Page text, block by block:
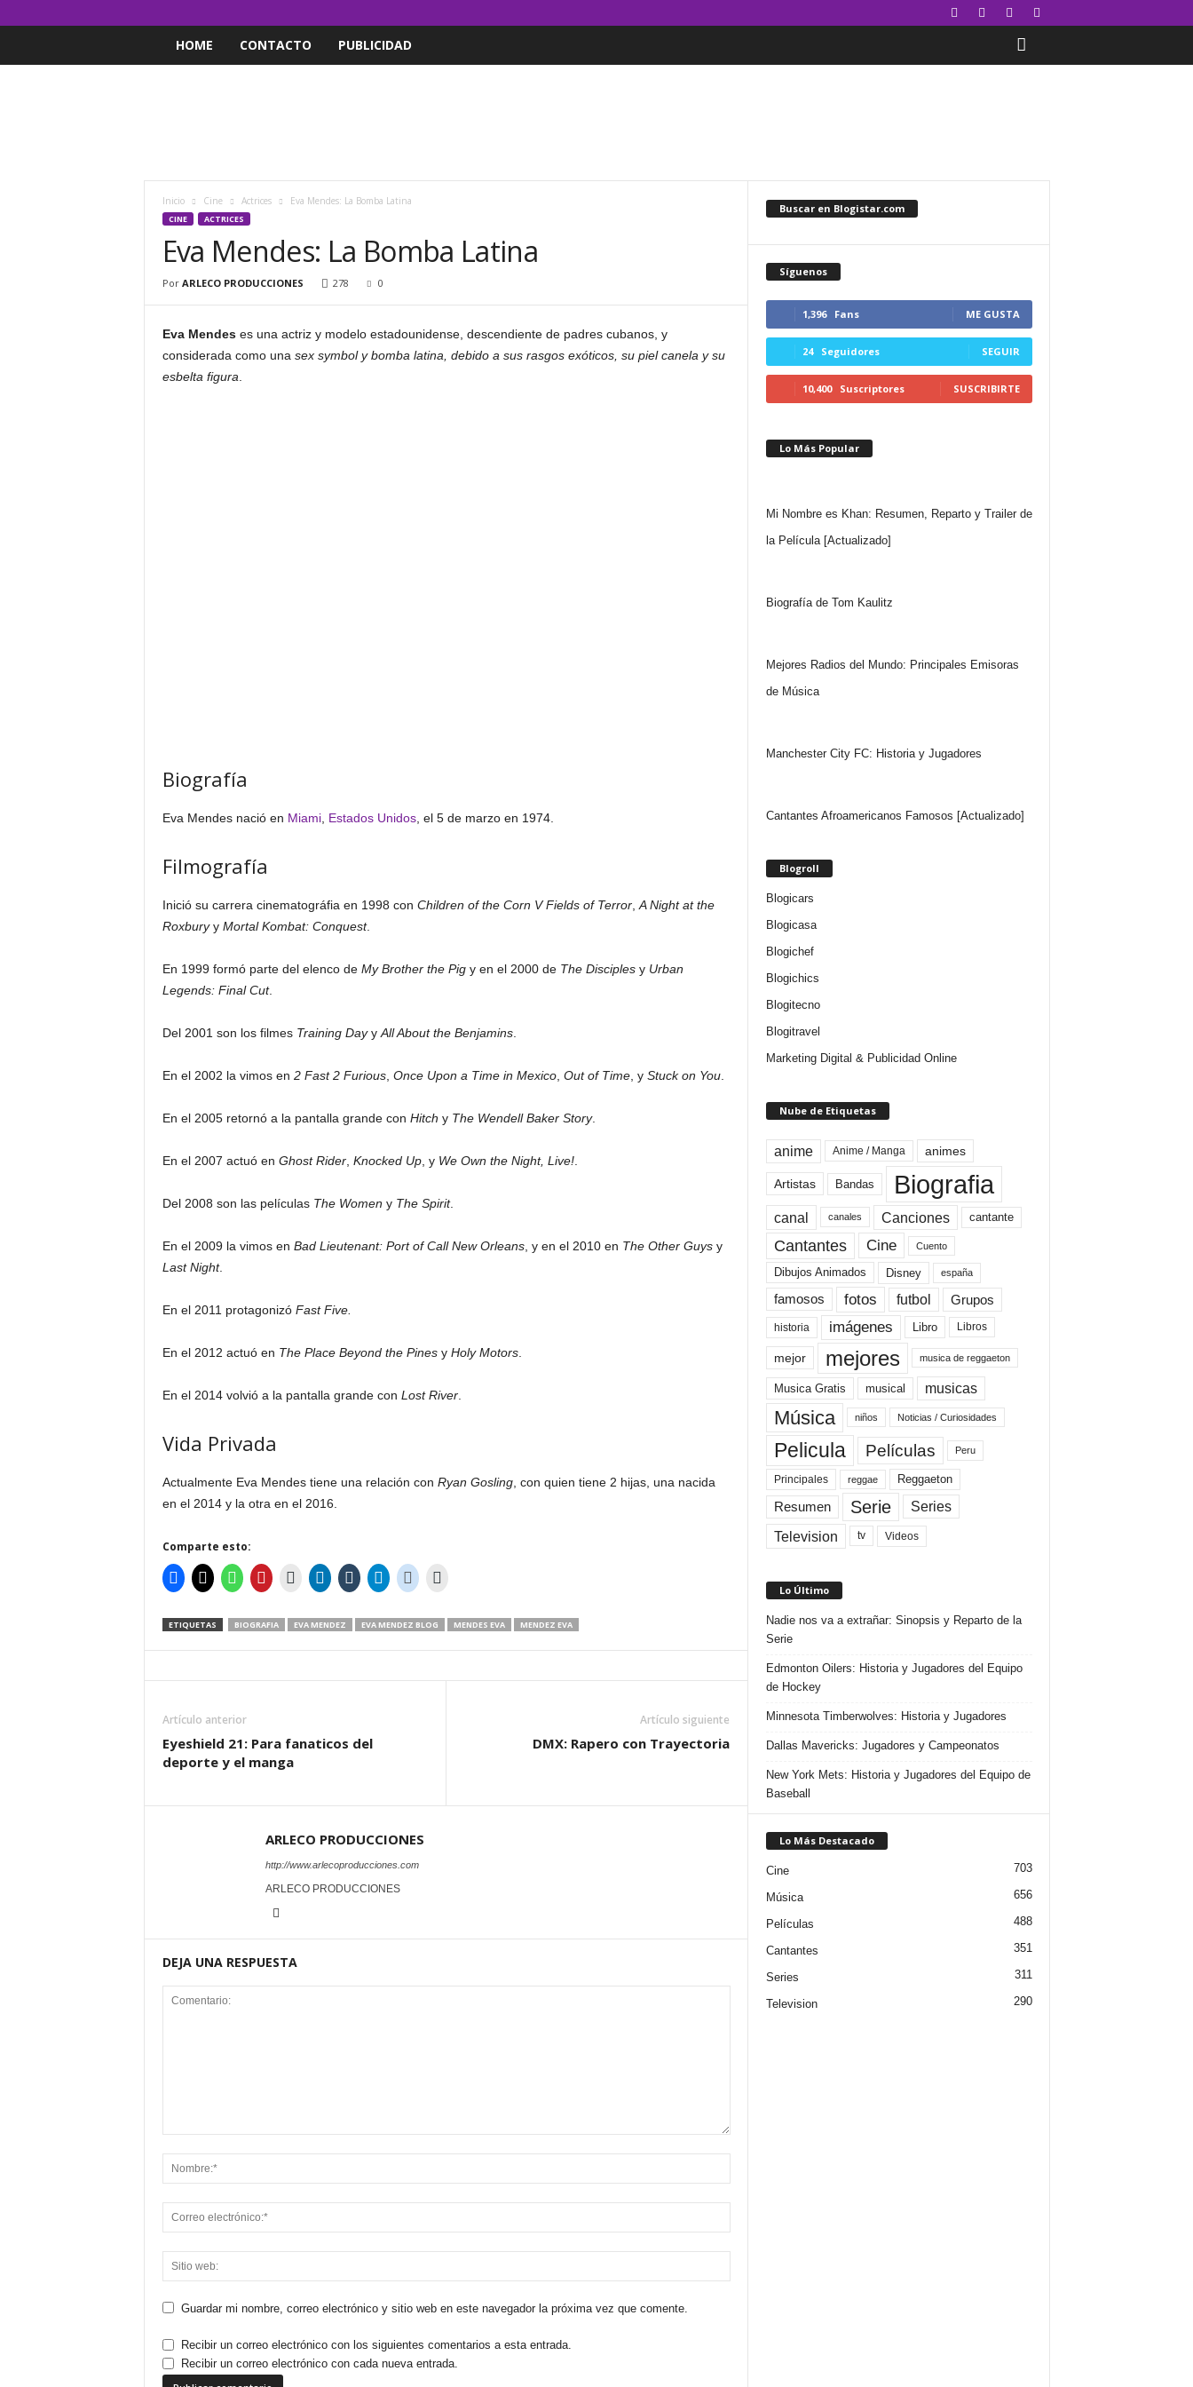
HOME CONTACTO PUBLICIDAD
Inicio Cine Actrices Eva Mendes: La Bomba Latina
CINE ACTRICES
Eva Mendes: La Bomba Latina
Por ARLECO PRODUCCIONES 278 0
Eva Mendeses una actriz y modelo estadounidense, descendiente de padres cubanos, y
considerada como una sex symbol y bomba latina, debido a sus rasgos exóticos, su piel canela y su
esbelta figura
Biografía
Eva Mendes nació en Miami, Estados Unidos, el 5 de marzo en 1974.
Filmografía
Inició su carrera cinematográfia en 1998 con Children of the Corn V Fields of Terror, A Night at the
Roxburyy Mortal Kombat: Conquest.
En 1999 formó parte del elenco de My Brother the Pigy en el 2000 de The Disciples y Urban
Legends: Final Cut.
Del 2001 son los filmes Training Dayy All About the Benjamins.
En el 2002 la vimos en 2 Fast 2 Furious, Once Upon a Time in Mexico, Out of Time, y Stuck on You.
En el 2005 retornó a la pantalla grande con Hitch y The Wendell Baker Story.
En el 2007 actuó en Ghost Rider, Knocked Up, y We Own the Night, Live!.
Del 2008 son las películas The Women y The Spirit.
En el 2009 la vimos en Bad Lieutenant: Port of Call New Orleans, y en el 2010 en The Other Guysy
Last Night.
En el 2011 protagonizó Fast Five.
En el 2012 actuó en The Place Beyond the Pinesy Holy Motors.
En el 2014 volvió a la pantalla grande con Lost River.
Vida Privada
Actualmente Eva Mendes tiene una relación con Ryan Gosling, con quien tiene 2 hijas, una nacida
en el 2014 y la otra en el 2016.
Comparte esto:
ETIQUETAS BIOGRAFIA EVA MENDEZ EVA MENDEZ BLOG MENDES EVA MENDEZ EVA
Artículo anterior
Eyeshield 21: Para fanaticos del
deporte y el manga
Artículo siguiente
DMX: Rapero con Trayectoria
ARLECO PRODUCCIONES
http://www.arlecoproducciones.com
ARLECO PRODUCCIONES
DEJA UNA RESPUESTA
Guardar mi nombre, correo electrónico y sitio web en este navegador la próxima vez que comente.
Recibir un correo electrónico con los siguientes comentarios a esta entrada.
Recibir un correo electrónico con cada nueva entrada.
Buscar en Blogistar.com
Síguenos
1,396 Fans ME GUSTA
24 Seguidores SEGUIR
10,400 Suscriptores SUSCRIBIRTE
Lo Más Popular
Mi Nombre es Khan: Resumen, Reparto y Trailer de
la Película [Actualizado]
Biografía de Tom Kaulitz
Mejores Radios del Mundo: Principales Emisoras
de Música
Manchester City FC: Historia y Jugadores
Cantantes Afroamericanos Famosos [Actualizado]
Blogroll
Blogicars
Blogicasa
Blogichef
Blogichics
Blogitecno
Blogitravel
Marketing Digital & Publicidad Online
Nube de Etiquetas
anime Anime / Manga animes
Artistas Bandas Biografia
canal canales Canciones cantante
Cantantes Cine Cuento
Dibujos Animados Disney españa
famosos fotos futbol Grupos
historia imágenes Libro Libros
mejor mejores musica de reggaeton
Musica Gratis musical musicas
Música niños Noticias / Curiosidades
Pelicula Películas Peru
Principales reggae Reggaeton
Resumen Serie Series
Television tv Videos
Lo Último
Nadie nos va a extrañar: Sinopsis y Reparto de la
Serie
Edmonton Oilers: Historia y Jugadores del Equipo
de Hockey
Minnesota Timberwolves: Historia y Jugadores
Dallas Mavericks: Jugadores y Campeonatos
New York Mets: Historia y Jugadores del Equipo de
Baseball
Lo Más Destacado
Cine 703
Música 656
Películas 488
Cantantes 351
Series 311
Television 290